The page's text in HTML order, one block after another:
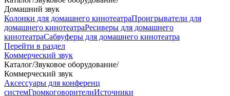
Домашний звук
Колонки для домашнего кинотеатраПроигрыватели для
домашнего кинотеатраРесиверы для домашнего
кинотеатраСабвуферы для домашнего кинотеатра
Перейти в раздел
Коммерческий звук
Каталог/Звуковое оборудование/
Коммерческий звук
Аксессуары для конференц
системГромкоговорителиИсточники